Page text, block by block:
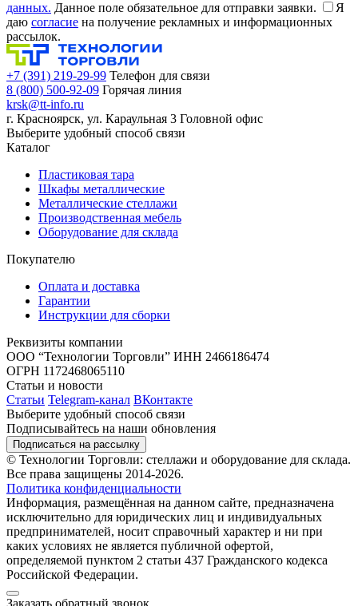
данных. Данное поле обязательное для отправки заявки.
Я
даю согласие на получение рекламных и информационных
рассылок.
+7 (391) 219-29-99 Телефон для связи
8 (800) 500-92-09 Горячая линия
krsk@tt-info.ru
г. Красноярск, ул. Караульная 3 Головной офис
Выберите удобный способ связи
Каталог
Пластиковая тара
Шкафы металлические
Металлические стеллажи
Производственная мебель
Оборудование для склада
Покупателю
Оплата и доставка
Гарантии
Инструкции для сборки
Реквизиты компании
ООО “Технологии Торговли” ИНН 2466186474
ОГРН 1172468065110
Статьи и новости
Статьи Telegram-канал ВКонтакте
Выберите удобный способ связи
Подписывайтесь на наши обновления
Подписаться на рассылку
© Технологии Торговли: стеллажи и оборудование для склада.
Все права защищены 2014-2026.
Политика конфиденциальности
Информация, размещённая на данном сайте, предназначена
исключительно для юридических лиц и индивидуальных
предпринимателей, носит справочный характер и ни при
каких условиях не является публичной офертой,
определяемой пунктом 2 статьи 437 Гражданского кодекса
Российской Федерации.
Заказать обратный звонок